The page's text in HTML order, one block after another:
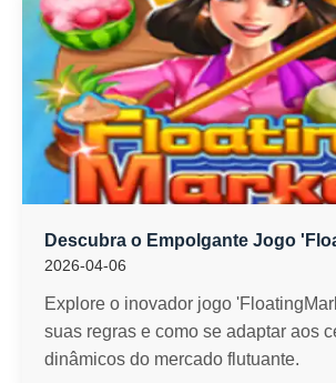
Descubra o Empolgante Jogo
2026-04-06
Explore o inovador jogo
suas regras e como se adaptar aos
dinâmicos do mercado flutuante.